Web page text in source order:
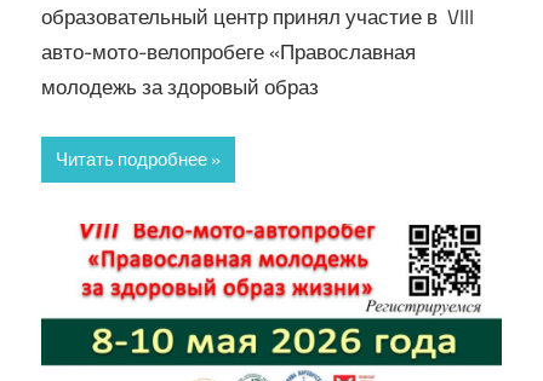
образовательный центр принял участие в VIII
авто-мото-велопробеге «Православная
молодежь за здоровый образ
Читать подробнее